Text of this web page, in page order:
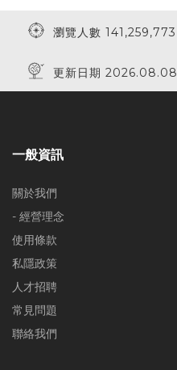
瀏覽人數 141,259,773
更新日期 2026.08.08
一般資訊
關於我們
- 經營理念
使用條款
私隱政策
人才招聘
常見問題
聯絡我們